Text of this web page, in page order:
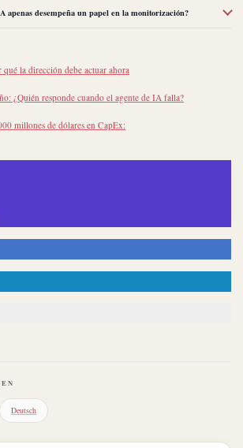
apenas desempeña un papel en la monitorización?
qué la dirección debe actuar ahora
¿Quién responde cuando el agente de IA falla?
millones de dólares en CapEx:
Deutsch